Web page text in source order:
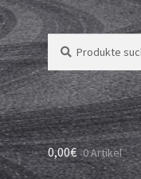
Suchen
nach:
Suchen
0,00€ 0 Artikel